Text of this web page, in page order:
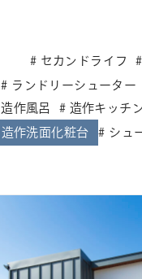
セカンドライフ
ランドリーシューター
造作風呂
造作キッチ
造作洗面化粧台
シュ